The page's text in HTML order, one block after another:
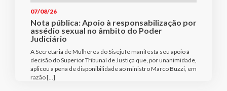
07/08/26
Nota pública: Apoio à responsabilização por
assédio sexual no âmbito do Poder
Judiciário
A Secretaria de Mulheres do Sisejufe manifesta seu apoio à
decisão do Superior Tribunal de Justiça que, por unanimidade,
aplicou a pena de disponibilidade ao ministro Marco Buzzi, em
razão […]